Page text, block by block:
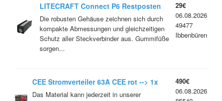
LITECRAFT Connect P6 Restposten
Die robusten Gehäuse zeichnen sich durch
kompakte Abmessungen und gleichzeitigen
Schutz aller Steckverbinder aus. Gummifüße
sorgen...
29€
06.08.2026
49477
Ibbenbüren
CEE Stromverteiler 63A CEE rot --> 1x
63A CEE rot, 3x 32A CEE rot, 3x 16A CEE
Das Material kann jederzeit in unserer
490€
06.08.2026